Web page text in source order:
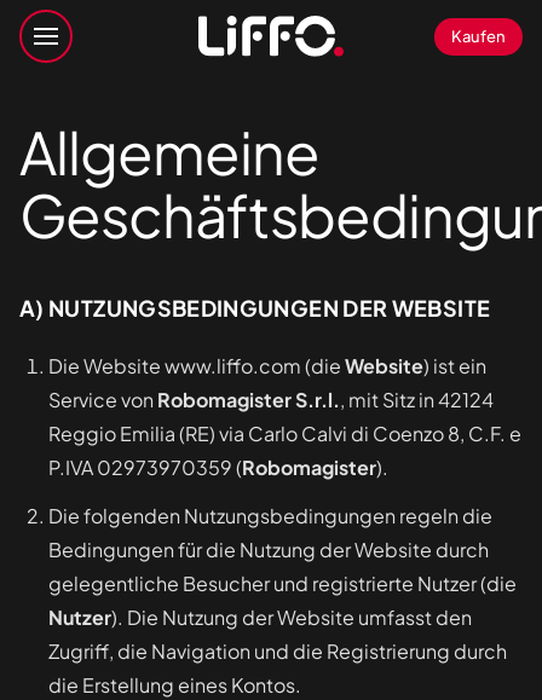
Kaufen
Allgemeine
A) NUTZUNGSBEDINGUNGEN DER WEBSITE
Die Website www.liffo.com (dieWebsite) ist ein
Service von Robomagister S.r.l., mit Sitz in 42124
Reggio Emilia (RE) via Carlo Calvi di Coenzo 8, C.F. e
P.IVA 02973970359 (Robomagister).
Die folgenden Nutzungsbedingungen regeln die
Bedingungen für die Nutzung der Website durch
gelegentliche Besucher und registrierte Nutzer (die
Nutzer). Die Nutzung der Website umfasst den
Zugriff, die Navigation und die Registrierung durch
die Erstellung eines Kontos.